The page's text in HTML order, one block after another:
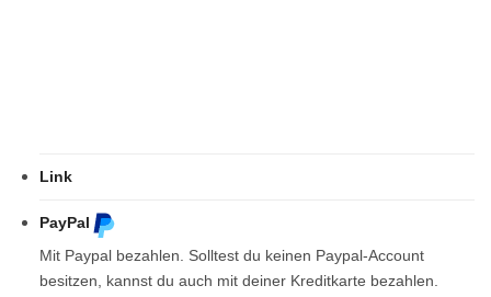
Link
PayPal
Mit Paypal bezahlen. Solltest du keinen Paypal-Account
besitzen, kannst du auch mit deiner Kreditkarte bezahlen.